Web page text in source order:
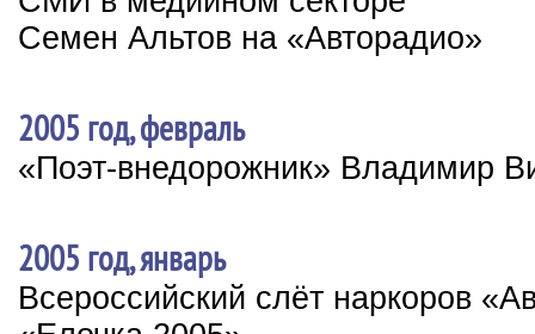
Семен Альтов на «Авторадио»
2005 год, февраль
«Поэт-внедорожник» Владимир
2005 год, январь
Всероссийский слёт наркоров